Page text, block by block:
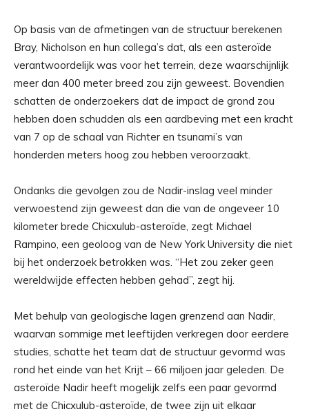
Op basis van de afmetingen van de structuur berekenen
Bray, Nicholson en hun collega’s dat, als een asteroïde
verantwoordelijk was voor het terrein, deze waarschijnlijk
meer dan 400 meter breed zou zijn geweest. Bovendien
schatten de onderzoekers dat de impact de grond zou
hebben doen schudden als een aardbeving met een kracht
van 7 op de schaal van Richter en tsunami’s van
honderden meters hoog zou hebben veroorzaakt.
Ondanks die gevolgen zou de Nadir-inslag veel minder
verwoestend zijn geweest dan die van de ongeveer 10
kilometer brede Chicxulub-asteroïde, zegt Michael
Rampino, een geoloog van de New York University die niet
bij het onderzoek betrokken was. “Het zou zeker geen
wereldwijde effecten hebben gehad”, zegt hij.
Met behulp van geologische lagen grenzend aan Nadir,
waarvan sommige met leeftijden verkregen door eerdere
studies, schatte het team dat de structuur gevormd was
rond het einde van het Krijt – 66 miljoen jaar geleden. De
asteroïde Nadir heeft mogelijk zelfs een paar gevormd
met de Chicxulub-asteroïde, de twee zijn uit elkaar